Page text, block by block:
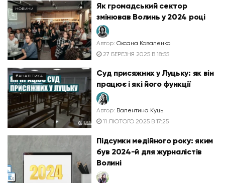
НОВИНИ
Як громадський сектор
змінював Волинь у 2024 році
Автор: Оксана Коваленко
27 БЕРЕЗНЯ 2025 В 18:55
#АНАЛІТИКА
Суд присяжних у Луцьку: як він
працює і які його функції
Автор: Валентина Куць
11 ЛЮТОГО 2025 В 17:25
Підсумки медійного року: яким
був 2024-й для журналістів
Волині